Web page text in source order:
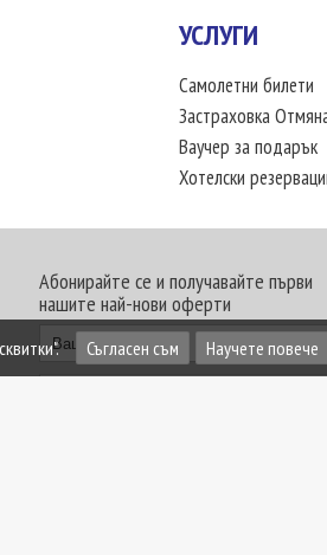
УСЛУГИ
Самолетни билети
Застраховка
Ваучер за подарък
Хотелски
Абонирайте се и получавайте първи
нашите най-нови оферти
Съгласен съм Научете повече